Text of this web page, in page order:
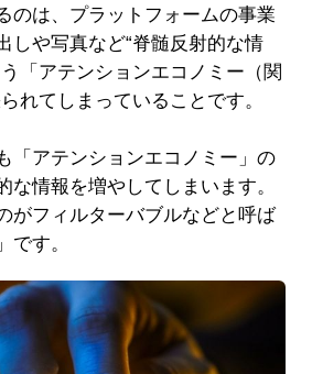
のは、プラットフォームの事業
しや写真など“脊髄反射的な情
「アテンションエコノミー（関
れてしまっていることです。
「アテンションエコノミー」の
な情報を増やしてしまいます。
がフィルターバブルなどと呼ば
です。